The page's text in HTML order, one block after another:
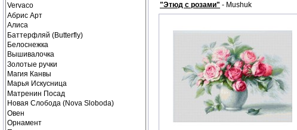
"Этюд с розами" - Mushuk